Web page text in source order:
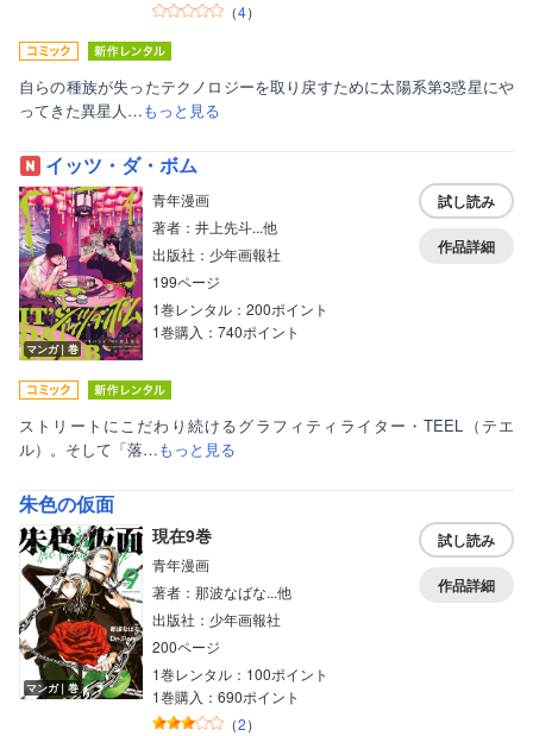
（4）
自らの種族が失ったテクノロジーを取り戻すために太陽系第3惑星にや
ってきた異星人…もっと見る
イッツ・ダ・ボム
マンガ｜巻
青年漫画
著者：井上先斗...他
出版社：少年画報社
199ページ
1巻レンタル：200ポイント
1巻購入：740ポイント
試し読み
作品詳細
ストリートにこだわり続けるグラフィティライター・TEEL（テエ
ル）。そして「落…もっと見る
朱色の仮面
マンガ｜巻
現在9巻
青年漫画
著者：那波なばな...他
出版社：少年画報社
200ページ
1巻レンタル：100ポイント
1巻購入：690ポイント
（2）
試し読み
作品詳細